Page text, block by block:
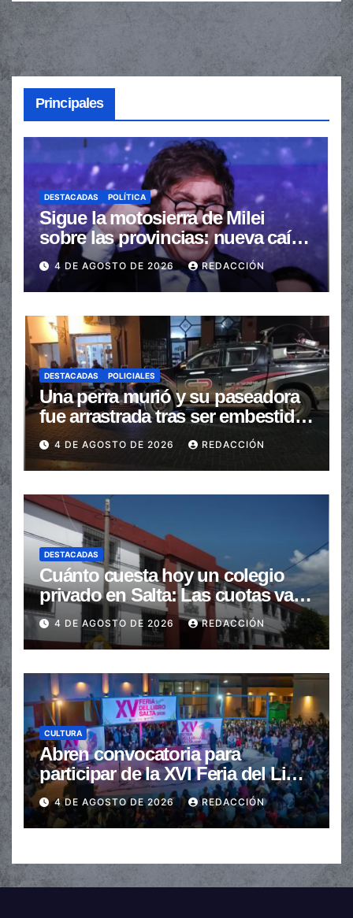
Principales
DESTACADAS POLÍTICA
Sigue la motosierra de Milei
sobre las provincias: nueva caída
de las transferencias no
automáticas
4 DE AGOSTO DE 2026 REDACCIÓN
DESTACADAS POLICIALES
Una perra murió y su paseadora
fue arrastrada tras ser embestidas
en la senda peatonal
4 DE AGOSTO DE 2026 REDACCIÓN
DESTACADAS
Cuánto cuesta hoy un colegio
privado en Salta: Las cuotas van
de $110.000 a más de $600.000
4 DE AGOSTO DE 2026 REDACCIÓN
CULTURA
Abren convocatoria para
participar de la XVI Feria del Libro
de Salta
4 DE AGOSTO DE 2026 REDACCIÓN